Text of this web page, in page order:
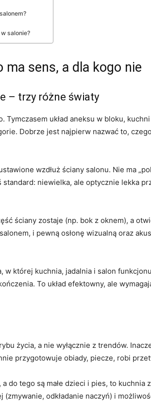
salonie?
sens, a dla kogo nie
– trzy różne światy
Tymczasem układ aneksu w bloku,
Dobrze jest najpierw nazwać to,
wzdłuż ściany salonu. Nie ma
niewielka, ale optycznie lekka
ściany zostaje (np. bok z oknem), a
i pewną osłonę wizualną oraz
w której kuchnia, jadalnia i salon
To układ efektowny, ale
życia, a nie wyłącznie z trendów.
przygotowuje obiady, piecze, robi
tego są małe dzieci i pies, to kuchnia
odkładanie naczyń) i